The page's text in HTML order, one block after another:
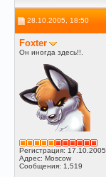
28.10.2005, 18:50
Foxter
Он иногда здесь!!.
Регистрация: 17.10.2005
Адрес: Moscow
Сообщения: 1,519